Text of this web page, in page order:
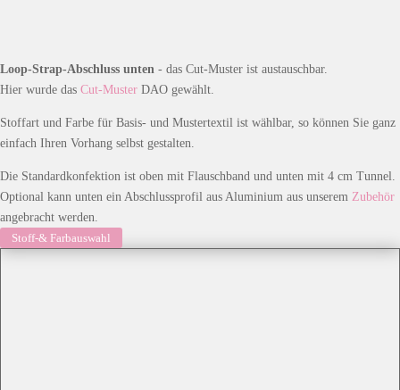
Loop-Strap-Abschluss unten - das Cut-Muster ist austauschbar.
Hier wurde das Cut-Muster DAO gewählt.
Stoffart und Farbe für Basis- und Mustertextil ist wählbar, so können Sie ganz
einfach Ihren Vorhang selbst gestalten.
Die Standardkonfektion ist oben mit Flauschband und unten mit 4 cm Tunnel.
Optional kann unten ein Abschlussprofil aus Aluminium aus unserem Zubehör
angebracht werden.
Stoff-& Farbauswahl